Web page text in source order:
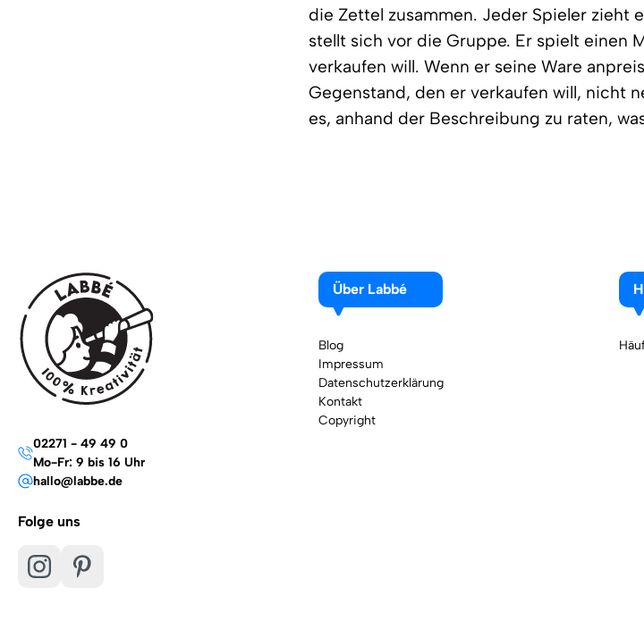
die Zettel zusammen. Jeder Spieler zieht
stellt sich vor die Gruppe. Er spielt einen
verkaufen will. Wenn er seine Ware
Gegenstand, den er verkaufen will, nicht
es, anhand der Beschreibung zu raten,
02271 - 49 49 0
Mo-Fr: 9 bis 16 Uhr
hallo@labbe.de
Folge uns
Über Labbé
Blog
Impressum
Datenschutzerklärung
Kontakt
Copyright